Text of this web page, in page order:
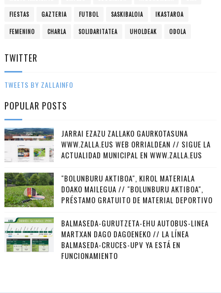
FIESTAS GAZTERIA FUTBOL SASKIBALOIA IKASTAROA
FEMENINO CHARLA SOLIDARITATEA UHOLDEAK ODOLA
TWITTER
TWEETS BY ZALLAINFO
POPULAR POSTS
JARRAI EZAZU ZALLAKO GAURKOTASUNA
WWW.ZALLA.EUS WEB ORRIALDEAN // SIGUE LA
ACTUALIDAD MUNICIPAL EN WWW.ZALLA.EUS
"BOLUNBURU AKTIBOA", KIROL MATERIALA
DOAKO MAILEGUA // "BOLUNBURU AKTIBOA",
PRÉSTAMO GRATUITO DE MATERIAL DEPORTIVO
BALMASEDA-GURUTZETA-EHU AUTOBUS-LINEA
MARTXAN DAGO DAGOENEKO // LA LÍNEA
BALMASEDA-CRUCES-UPV YA ESTÁ EN
FUNCIONAMIENTO